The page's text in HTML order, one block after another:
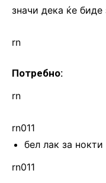
значи дека ќе биде
rn
Потребно:
rn
rn011
бел лак за нокти
rn011